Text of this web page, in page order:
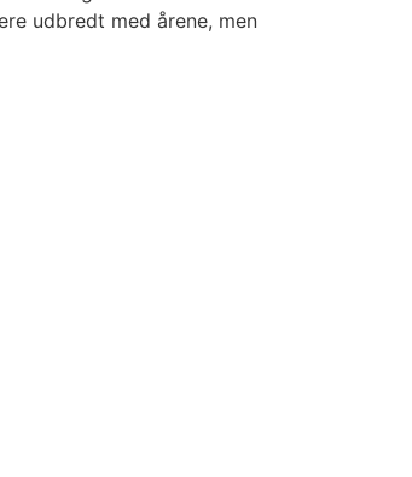
udbredt med årene, men